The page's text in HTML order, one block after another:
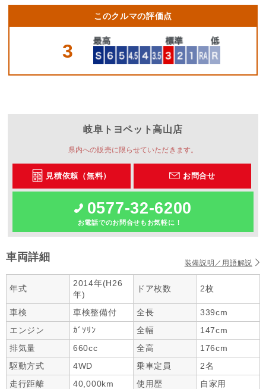
このクルマの評価点
3
岐阜トヨペット高山店
県内への販売に限らせていただきます。
見積依頼（無料） お問合せ
0577-32-6200
お電話でのお問合せもお気軽に！
車両詳細 装備説明／用語解説
年式
2014年(H26
年)
ドア枚数 2枚
車検 車検整備付 全長
339cm
エンジン
ｶﾞｿﾘﾝ 全幅
147cm
排気量
660cc 全高
176cm
駆動方式
4WD 乗車定員
2名
走行距離
40,000km 使用歴 自家用